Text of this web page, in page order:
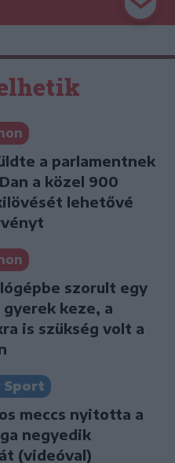
a parlamentnek
a közel 900
lehetővé
szorult egy
keze, a
is szükség volt a
Sport
meccs nyitotta a
negyedik
(videóval)